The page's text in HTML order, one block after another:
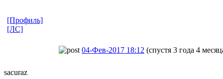
[Профиль]
[ЛС]
sacuraz
04-Фев-2017 18:12 (спустя 3 года 4